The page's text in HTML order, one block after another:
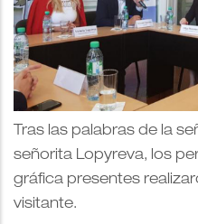
Tras las palabras de la
señorita Lopyreva, los
gráfica presentes
visitante.